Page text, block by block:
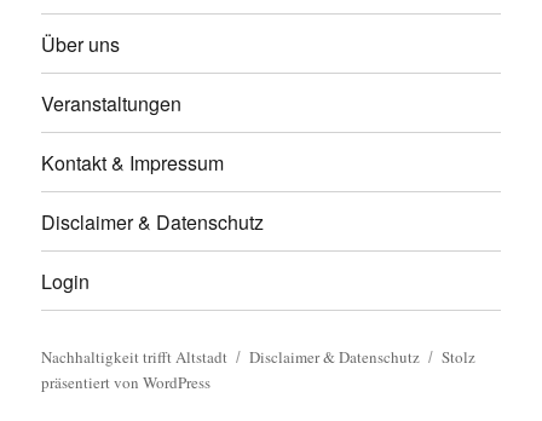
Über uns
Veranstaltungen
Kontakt & Impressum
Disclaimer & Datenschutz
Login
Nachhaltigkeit trifft Altstadt Disclaimer & Datenschutz
Stolz
präsentiert von WordPress